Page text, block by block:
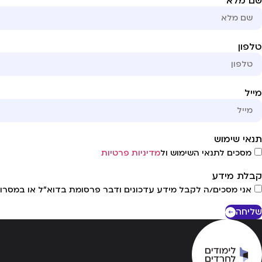
טלפון
מייל
תנאי שימוש
מסכים לתנאי השימוש ולמדיניות פרטיות
קבלת מידע
אני מסכים/ה לקבל מידע עדכונים ודבר פרסומת בדוא"ל או
שליחה